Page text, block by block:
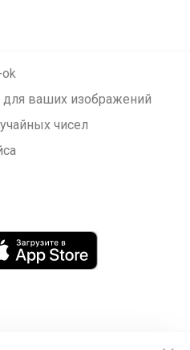
ok
ваших изображений
чисел